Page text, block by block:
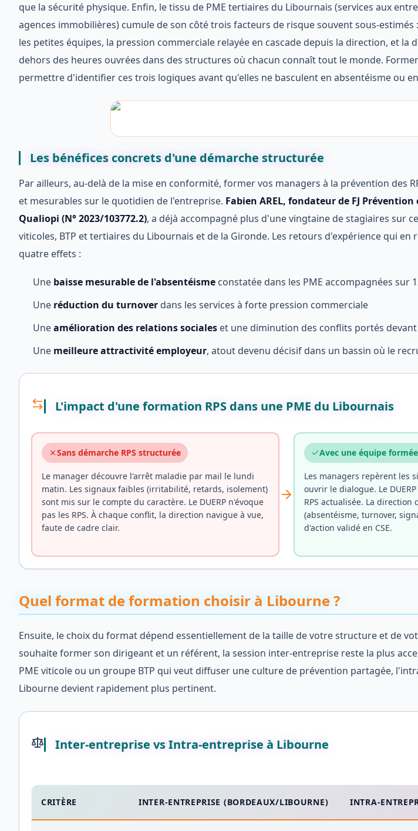
que la sécurité physique. Enfin, le tissu de PME tertiaires du Libournais (services aux
agences immobilières) cumule de son côté trois facteurs de risque souvent sous-estimés
les petites équipes, la pression commerciale relayée en cascade depuis la direction, et la
dehors des heures ouvrées dans des structures où chacun connaît tout le monde.
permettre d'identifier ces trois logiques avant qu'elles ne basculent en absentéisme ou
Les bénéfices concrets d'une démarche structurée
Par ailleurs, au-delà de la mise en conformité, former vos managers à la prévention des
et mesurables sur le quotidien de l'entreprise. Fabien AREL, fondateur de FJ
Qualiopi (N° 2023/103772.2), a déjà accompagné plus d'une vingtaine de stagiaires sur
viticoles, BTP et tertiaires du Libournais et de la Gironde. Les retours d'expérience qui
quatre effets :
Une baisse mesurable de l'absentéisme constatée dans les PME accompagnées sur
Une réduction du turnover dans les services à forte pression commerciale
Uneamélioration des relations sociales et une diminution des conflits portés
Une meilleure attractivité employeur, atout devenu décisif dans un bassin où le
L'impact d'une formation RPS dans une PME du Libournais
Sans démarche RPS structurée
Le manager découvre l'arrêt maladie par mail le lundi
matin. Les signaux faibles (irritabilité, retards, isolement)
sont mis sur le compte du caractère. Le DUERP n'évoque
pas les RPS. À chaque conflit, la direction navigue à vue,
faute de cadre clair.
Avec une équipe
Les managers repèrent les
ouvrir le dialogue. Le
RPS actualisée. La
(absentéisme, turnover,
d'action validé en CSE.
Quel format de formation choisir à Libourne ?
Ensuite, le choix du format dépend essentiellement de la taille de votre structure et de
souhaite former son dirigeant et un référent, la session inter-entreprise reste la plus
PME viticole ou un groupe BTP qui veut diffuser une culture de prévention partagée,
Libourne devient rapidement plus pertinent.
Inter-entreprise vs Intra-entreprise à Libourne
CRITÈRE INTER-ENTREPRISE (BORDEAUX/LIBOURNE) INTRA-